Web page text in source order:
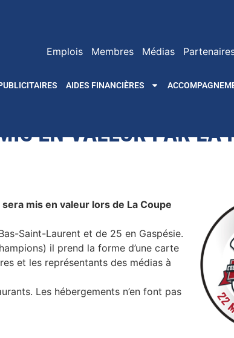
Emplois Membres Médias
AIDES FINANCIÈRES
EN VALEUR PAR LA
mis en valeur lors de La Coupe
Saint-Laurent et de 25 en Gaspésie.
il prend la forme d’une carte
et les représentants des médias à
Les hébergements n’en font pas